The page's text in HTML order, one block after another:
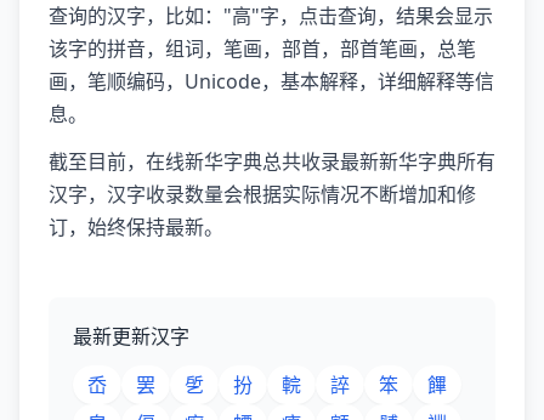
查询的汉字，比如："高"字，点击查询，结果会显示
该字的拼音，组词，笔画，部首，部首笔画，总笔
画，笔顺编码，Unicode，基本解释，详细解释等信
息。
截至目前，在线新华字典总共收录最新新华字典所有
汉字，汉字收录数量会根据实际情况不断增加和修
订，始终保持最新。
最新更新汉字
岙
罢 乺 扮 輐 誶 笨
饆